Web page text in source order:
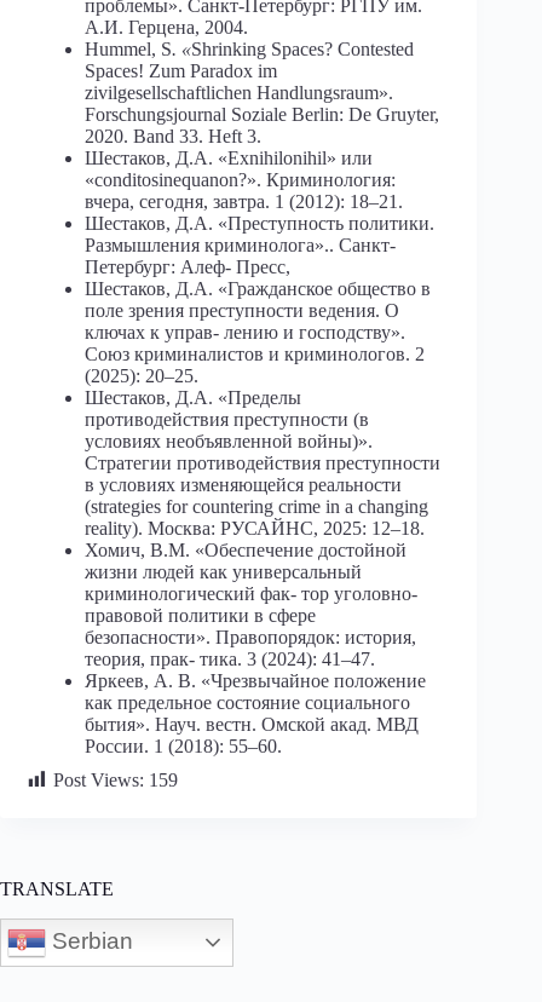
проблемы». Санкт-Петербург: РГПУ им.
А.И. Герцена, 2004.
Hummel, S. «Shrinking Spaces? Contested
Spaces! Zum Paradox im
zivilgesellschaftlichen Handlungsraum».
Forschungsjournal Soziale Berlin: De Gruyter,
2020. Band 33. Heft 3.
Шестаков, Д.А. «Exnihilonihil» или
«conditosinequanon?». Криминология:
вчера, сегодня, завтра. 1 (2012): 18–21.
Шестаков, Д.А. «Преступность политики.
Размышления криминолога».. Санкт-
Петербург: Алеф- Пресс,
Шестаков, Д.А. «Гражданское общество в
поле зрения преступности ведения. О
ключах к управ- лению и господству».
Союз криминалистов и криминологов. 2
(2025): 20–25.
Шестаков, Д.А. «Пределы
противодействия преступности (в
условиях необъявленной войны)».
Стратегии противодействия преступности
в условиях изменяющейся реальности
(strategies for countering crime in a changing
reality). Москва: РУСАЙНС, 2025: 12–18.
Хомич, В.М. «Обеспечение достойной
жизни людей как универсальный
криминологический фак- тор уголовно-
правовой политики в сфере
безопасности». Правопорядок: история,
теория, прак- тика. 3 (2024): 41–47.
Яркеев, А. В. «Чрезвычайное положение
как предельное состояние социального
бытия». Науч. вестн. Омской акад. МВД
России. 1 (2018): 55–60.
Post Views: 159
TRANSLATE
Serbian